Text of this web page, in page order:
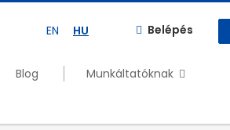
EN HU Belépés
Blog
Munkáltatóknak